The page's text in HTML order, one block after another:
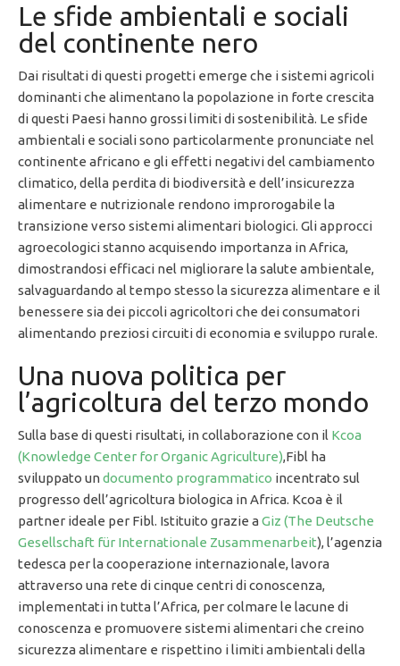
Le sfide ambientali e sociali
del continente nero
Dai risultati di questi progetti emerge che i sistemi agricoli
dominanti che alimentano la popolazione in forte crescita
di questi Paesi hanno grossi limiti di sostenibilità. Le sfide
ambientali e sociali sono particolarmente pronunciate nel
continente africano e gli effetti negativi del cambiamento
climatico, della perdita di biodiversità e dell’insicurezza
alimentare e nutrizionale rendono improrogabile la
transizione verso sistemi alimentari biologici. Gli approcci
agroecologici stanno acquisendo importanza in Africa,
dimostrandosi efficaci nel migliorare la salute ambientale,
salvaguardando al tempo stesso la sicurezza alimentare e il
benessere sia dei piccoli agricoltori che dei consumatori
alimentando preziosi circuiti di economia e sviluppo rurale.
Una nuova politica per
l’agricoltura del terzo mondo
Sulla base di questi risultati, in collaborazione con il Kcoa
(Knowledge Center for Organic Agriculture),Fibl ha
sviluppato undocumento programmatico incentrato sul
progresso dell’agricoltura biologica in Africa. Kcoa è il
partner ideale per Fibl. Istituito grazie aGiz (The Deutsche
Gesellschaft für Internationale Zusammenarbeit), l’agenzia
tedesca per la cooperazione internazionale, lavora
attraverso una rete di cinque centri di conoscenza,
implementati in tutta l’Africa, per colmare le lacune di
conoscenza e promuovere sistemi alimentari che creino
sicurezza alimentare e rispettino i limiti ambientali della